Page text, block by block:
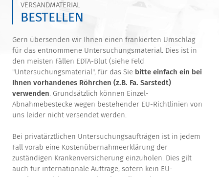
VERSANDMATERIAL
BESTELLEN
Gern übersenden wir Ihnen einen frankierten Umschlag
für das entnommene Untersuchungsmaterial. Dies ist in
den meisten Fällen EDTA-Blut (siehe Feld
"Untersuchungsmaterial", für das Sie bitte einfach ein bei
Ihnen vorhandenes Röhrchen (z.B. Fa. Sarstedt)
verwenden. Grundsätzlich können Einzel-
Abnahmebestecke wegen bestehender EU-Richtlinien von
uns leider nicht versendet werden.
Bei privatärztlichen Untersuchungsaufträgen ist in jedem
Fall vorab eine Kostenübernahmeerklärung der
zuständigen Krankenversicherung einzuholen. Dies gilt
auch für internationale Aufträge, sofern kein EU-